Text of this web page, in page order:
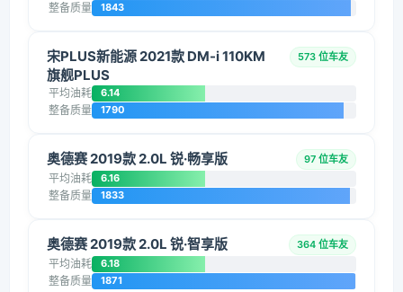
整备质量 1843
宋PLUS新能源 2021款 DM-i 110KM
旗舰PLUS
573 位车友
平均油耗 6.14
整备质量 1790
奥德赛 2019款 2.0L 锐·畅享版 97 位车友
平均油耗 6.16
整备质量 1833
奥德赛 2019款 2.0L 锐·智享版 364 位车友
平均油耗 6.18
整备质量 1871